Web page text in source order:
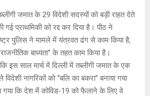
जमात के 29 विदेशी सदस्यों को बड़ी राहत देते
प्राथमिकी को रद्द कर दिया है। पीठ ने
पुलिस ने मामले में यंत्रवत ढंग से काम किया है,
बाध्यता’’ के तहत काम किया है।
इस साल मार्च में दिल्ली में तब्लीगी जमात के एक
नागरिकों को ‘‘बलि का बकरा’’ बनाया गया
कि देश में कोविड-19 को फैलाने के लिए वे